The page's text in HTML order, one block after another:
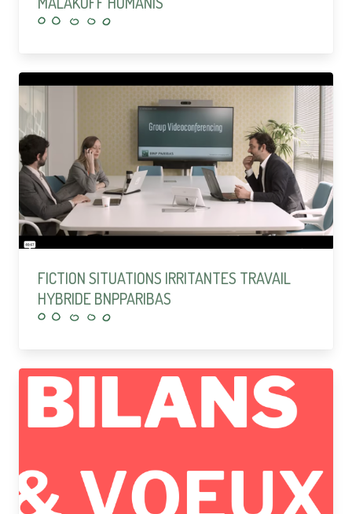
FICTION SITUATIONS IRRITANTES TRAVAIL
HYBRIDE BNPPARIBAS